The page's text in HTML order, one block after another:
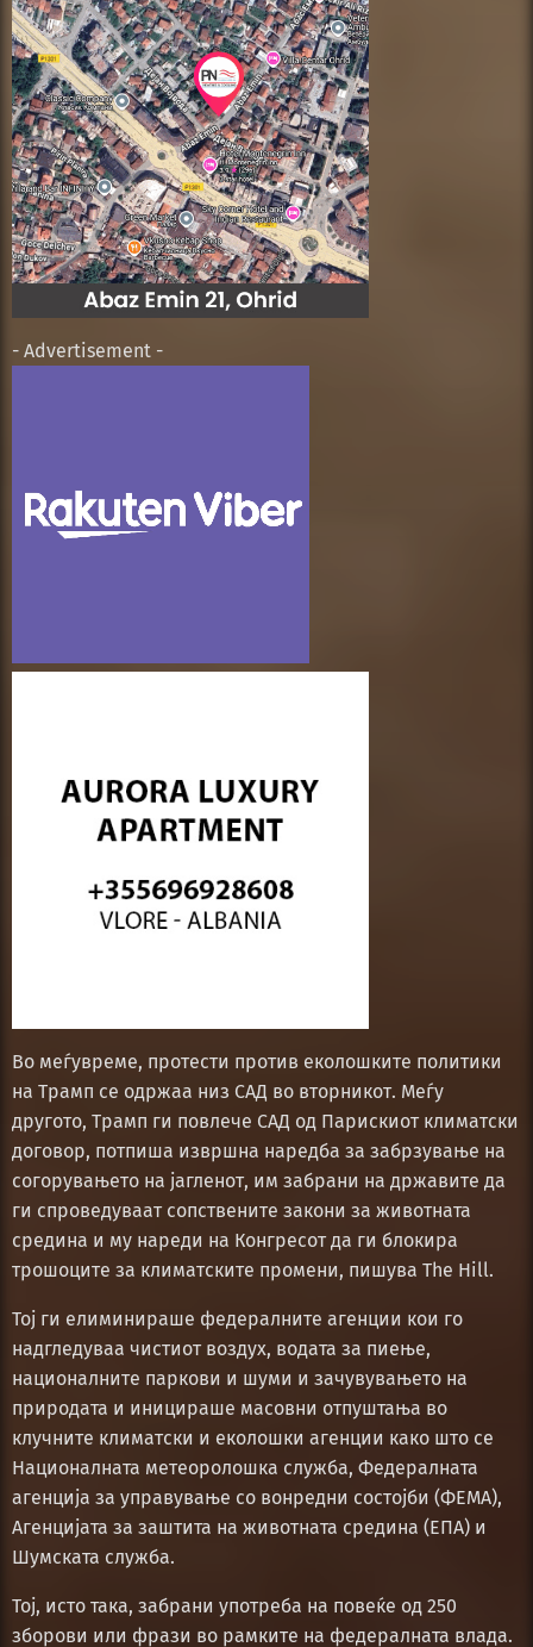
- Advertisement -
Во меѓувреме, протести против еколошките политики
на Трамп се одржаа низ САД во вторникот. Меѓу
другото, Трамп ги повлече САД од Парискиот климатски
договор, потпиша извршна наредба за забрзување на
согорувањето на јагленот, им забрани на државите да
ги спроведуваат сопствените закони за животната
средина и му нареди на Конгресот да ги блокира
трошоците за климатските промени, пишува The Hill.
Тој ги елиминираше федералните агенции кои го
надгледуваа чистиот воздух, водата за пиење,
националните паркови и шуми и зачувувањето на
природата и иницираше масовни отпуштања во
клучните климатски и еколошки агенции како што се
Националната метеоролошка служба, Федералната
агенција за управување со вонредни состојби (ФЕМА),
Агенцијата за заштита на животната средина (ЕПА) и
Шумската служба.
Тој, исто така, забрани употреба на повеќе од 250
зборови или фрази во рамките на федералната влада.